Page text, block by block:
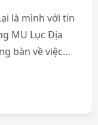
là mình với tin
MU Lục Địa
bàn về việc…